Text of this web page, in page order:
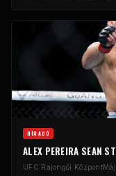
HÍRADÓ
ALEX PEREIRA SEAN
UFC Rajongói Központ